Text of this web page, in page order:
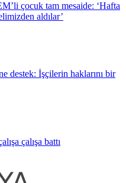
çocuk tam mesaide: ‘Hafta
aldılar’
destek: İşçilerin haklarını bir
çalışa battı